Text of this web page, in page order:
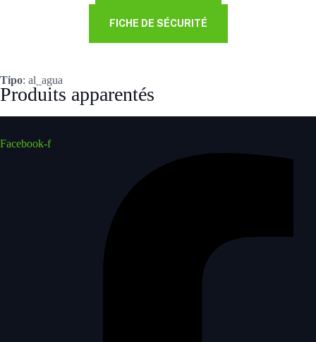
FICHE DE SÉCURITÉ
Tipo: al_agua
Produits apparentés
Facebook-f